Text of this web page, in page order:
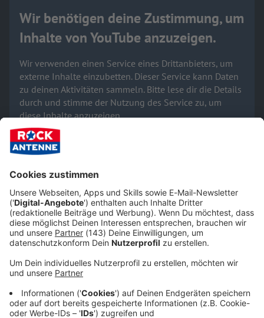
Wir benötigen deine Zustimmung, um
Inhalte von YouTube anzuzeigen.
Wir verwenden einen Service eines Drittanbieters, um
externe Inhalte einzubetten. Dieser Service kann Daten
zu deinen Aktivitäten sammeln. Bitte lese dir die Details
durch und stimme der Nutzung des Service zu, um
diese Inhalte anzuzeigen.
Akzeptieren & Inhalt anzeigen
YouTube Video
Verarbeitendes Unternehmen
Google Ireland Limited
Google Building Gordon House, 4 Barrow St, Dublin, D04 E5W5,
Ireland
Details anzeigen
The Smiths - "How Soon Is Now?"